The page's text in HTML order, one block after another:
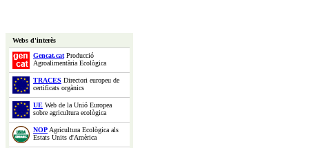
Webs d'interès
Gencat.catProducció
Agroalimentària Ecològica
TRACES Directori europeu de
certificats orgànics
UE Web de la Unió Europea
sobre agricultura ecològica
NOPAgricultura Ecològica als
Estats Units d'Amèrica